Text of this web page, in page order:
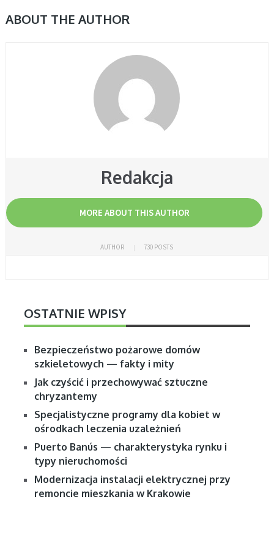
ABOUT THE AUTHOR
Redakcja
MORE ABOUT THIS AUTHOR
AUTHOR 730 POSTS
OSTATNIE WPISY
Bezpieczeństwo pożarowe domów
szkieletowych — fakty i mity
Jak czyścić i przechowywać sztuczne
chryzantemy
Specjalistyczne programy dla kobiet w
ośrodkach leczenia uzależnień
Puerto Banús — charakterystyka rynku i
typy nieruchomości
Modernizacja instalacji elektrycznej przy
remoncie mieszkania w Krakowie